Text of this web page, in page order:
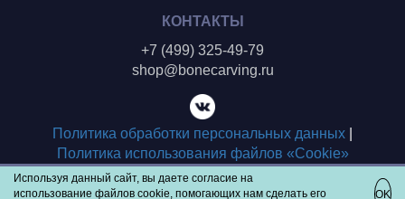
КОНТАКТЫ
+7 (499) 325-49-79
shop@bonecarving.ru
Политика обработки персональных данных
Политика использования файлов «Cookie»
Copyright © 2015 - 2025, Хотьковская фабрика резных
Используя данный сайт, вы даете согласие на
использование файлов cookie, помогающих нам сделать его
OK